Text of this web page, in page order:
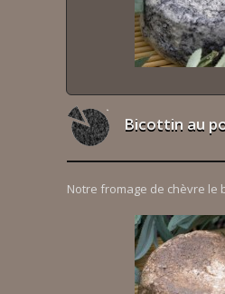
Bicottin au
Notre fromage de chèvre le